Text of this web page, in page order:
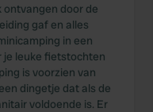
ontvangen door de
gaf en alles
in een
je leuke fietstochten
is voorzien van
dingetje dat als de
voldoende is. Er